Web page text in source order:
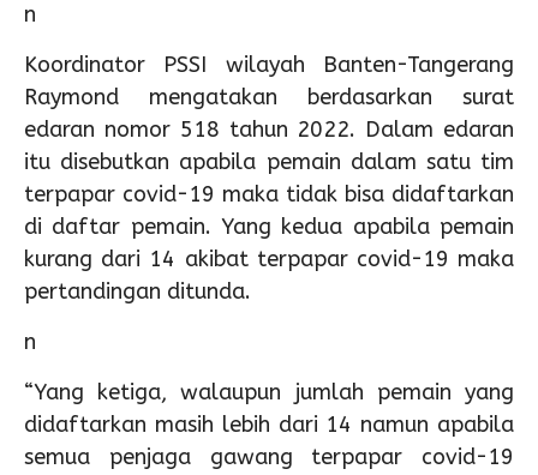
n
Koordinator PSSI wilayah Banten-Tangerang
Raymond mengatakan berdasarkan surat
edaran nomor 518 tahun 2022. Dalam edaran
itu disebutkan apabila pemain dalam satu tim
terpapar covid-19 maka tidak bisa didaftarkan
di daftar pemain. Yang kedua apabila pemain
kurang dari 14 akibat terpapar covid-19 maka
pertandingan ditunda.
n
“Yang ketiga, walaupun jumlah pemain yang
didaftarkan masih lebih dari 14 namun apabila
semua penjaga gawang terpapar covid-19